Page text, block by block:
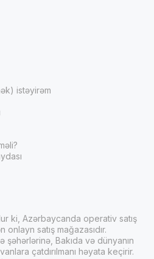
istəyirəm
ki, Azərbaycanda operativ satış
onlayn satış mağazasıdır.
şəhərlərinə, Bakıda və dünyanın
çatdırılmanı həyata keçirir.